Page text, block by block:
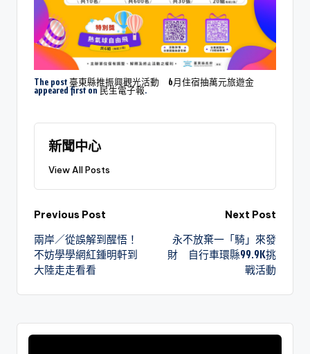
The post臺東縣推振興觀光活動 6月住宿抽萬元旅遊金
appeared first on民生電子報.
新聞中心
View All Posts
Previous Post
兩岸／從誤解到醒悟！
不妨學學網紅鍾明軒到
大陸走走看看
Next Post
永不放棄一「騎」來發
財 自行車環縣99.9K挑
戰活動